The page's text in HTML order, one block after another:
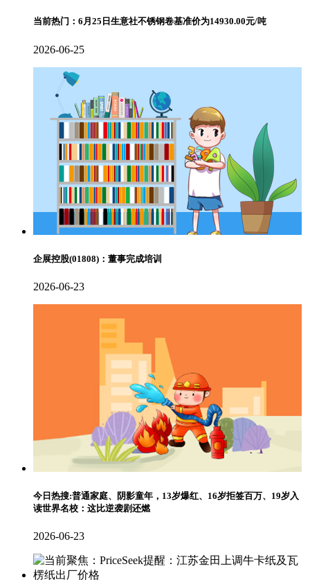
当前热门：6月25日生意社不锈钢卷基准价为14930.00元/吨
2026-06-25
企展控股(01808)：董事完成培训
2026-06-23
今日热搜:普通家庭、阴影童年，13岁爆红、16岁拒签百万、19岁入
读世界名校：这比逆袭剧还燃
2026-06-23